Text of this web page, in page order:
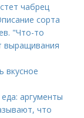
чабрец
сорта
"Что-то
выращивания
вкусное
аргументы
что